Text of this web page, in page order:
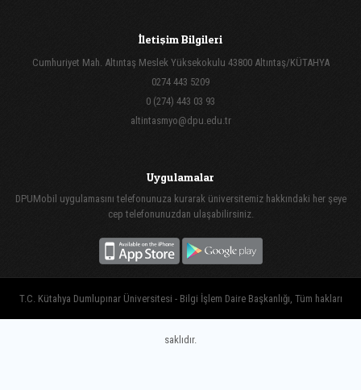
İletişim Bilgileri
Cumhuriyet Mah. Altıntaş Meslek Yüksekokulu 43800 Altıntaş/KÜTAHYA
0274 443 5209
0 (274) 443 03 93
altintasmyo@dpu.edu.tr
Uygulamalar
DPUMobil uygulamasını telefonunuza kurarak üniversitemiz hakkındaki her şeye
cep telefonunuzdan ulaşabilirsiniz.
T.C. Kütahya Dumlupınar Üniversitesi - Bilgi İşlem Daire Başkanlığı, Tüm hakları
saklıdır.